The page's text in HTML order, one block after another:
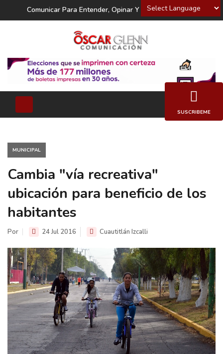
Powered by
Comunicar Para Entender, Opinar Y Decidir
MUNICIPAL
Cambia "vía recreativa"
ubicación para beneficio de los
habitantes
Por 24 Jul 2016 Cuautitlán Izcalli
SUSCRIBEME